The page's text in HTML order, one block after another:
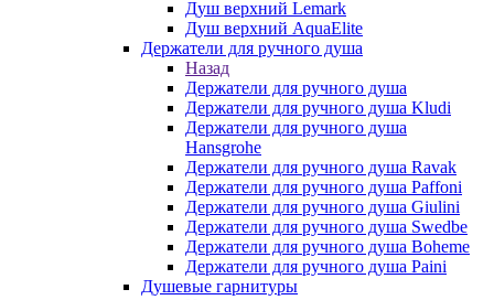
Душ верхний Lemark
Душ верхний AquaElite
Держатели для ручного душа
Назад
Держатели для ручного душа
Держатели для ручного душа Kludi
Держатели для ручного душа
Hansgrohe
Держатели для ручного душа Ravak
Держатели для ручного душа Paffoni
Держатели для ручного душа Giulini
Держатели для ручного душа Swedbe
Держатели для ручного душа Boheme
Держатели для ручного душа Paini
Душевые гарнитуры